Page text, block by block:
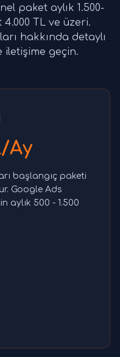
paket aylık 1.500-
TL ve üzeri.
hakkında detaylı
iletişime geçin.
Ay
başlangıç paketi
Google Ads
aylık 500 - 1.500